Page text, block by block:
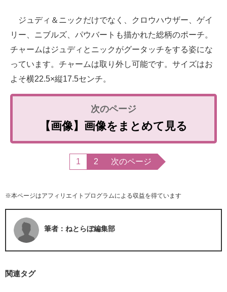
ジュディ＆ニックだけでなく、クロウハウザー、ゲイ
リー、ニブルズ、パウバートも描かれた総柄のポーチ。
チャームはジュディとニックがグータッチをする姿にな
っています。チャームは取り外し可能です。サイズはお
よそ横22.5×縦17.5センチ。
【画像】画像をまとめて見る
1 2 次のページ
※本ページはアフィリエイトプログラムによる収益を得ています
筆者：ねとらぼ編集部
関連タグ